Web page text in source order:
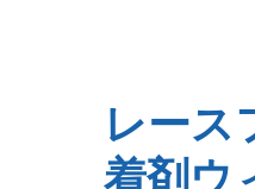
レース
着剤ウ